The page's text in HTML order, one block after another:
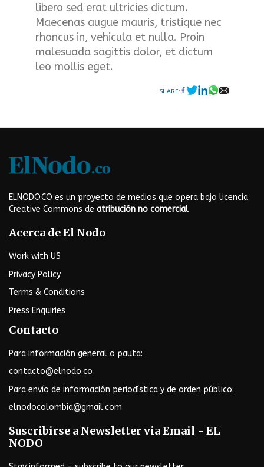
libero sed erat ultricies dictum.
Maecenas augue mauris, tristique nec
rhoncus in, vehicula et nulla. Proin
malesuada sagittis dolor, et dictum
leo mollis eget.
SHARE:
ELNODO.CO es un proyecto de medios que opera bajo licencia
Creative Commons de atribución no comercial
Acerca de El Nodo
Work with US
Privacy Policy
Terms & Conditions
Press Enquiries
Contacto
Para información general o pauta:
contacto@elnodo.co
Para envío de información periodística y de orden público:
elnodocolombia@gmail.com
Suscribirse a Newsletter via Email - EL
NODO